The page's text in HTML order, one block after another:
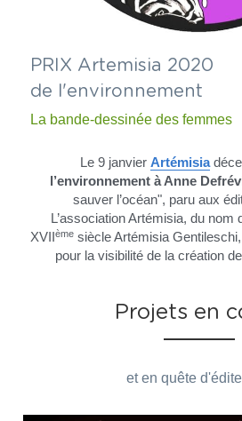
PRIX Artemisia 2020
de l'environnement
La bande-dessinée des femmes
Le 9 janvier Artémisia
l’environnement à Anne
sauver l’océan", paru aux
L’association Artémisia, du nom
XVIIème siècle Artémisia
pour la visibilité de la création
Projets en
et en quête